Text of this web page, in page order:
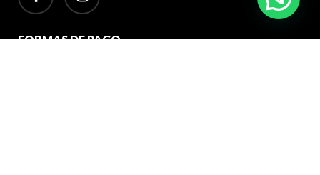
FORMAS DE PAGO